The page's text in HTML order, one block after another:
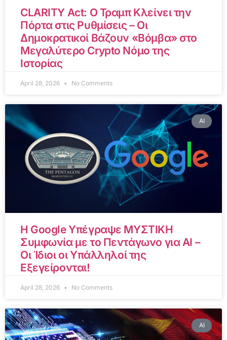
CLARITY Act: Ο Τραμπ Κλείνει την
Πόρτα στις Ρυθμίσεις – Οι
Δημοκρατικοί Βάζουν «Βόμβα» στο
Μεγαλύτερο Crypto Νόμο της
Ιστορίας
April 28, 2026 No Comments
AI
Η Google Υπέγραψε ΜΥΣΤΙΚΗ
Συμφωνία με το Πεντάγωνο για AI –
Οι Ίδιοι οι Υπάλληλοί της
Εξεγείρονται!
April 28, 2026 No Comments
AI